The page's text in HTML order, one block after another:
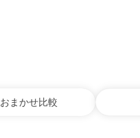
おまかせ比較